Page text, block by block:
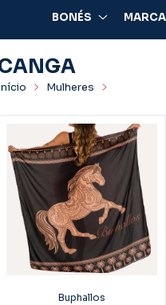
BONÉS
Mulheres
Buphallos